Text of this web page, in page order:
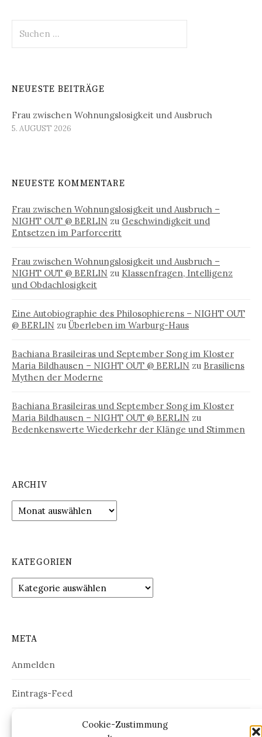
Cookie-Zustimmung
nach:
NEUESTE BEITRÄGE
Frau zwischen Wohnungslosigkeit und Ausbruch
5. AUGUST 2026
NEUESTE KOMMENTARE
Frau zwischen Wohnungslosigkeit und Ausbruch –
NIGHT OUT @ BERLIN zu Geschwindigkeit und
Entsetzen im Parforceritt
Frau zwischen Wohnungslosigkeit und Ausbruch –
NIGHT OUT @ BERLIN zu Klassenfragen, Intelligenz
und Obdachlosigkeit
Eine Autobiographie des Philosophierens – NIGHT OUT
@ BERLIN zu Überleben im Warburg-Haus
Bachiana Brasileiras und September Song im Kloster
Maria Bildhausen – NIGHT OUT @ BERLIN zu Brasiliens
Mythen der Moderne
Bachiana Brasileiras und September Song im Kloster
Maria Bildhausen – NIGHT OUT @ BERLIN zu
Bedenkenswerte Wiederkehr der Klänge und Stimmen
ARCHIV
Archiv
KATEGORIEN
Kategorien
META
Anmelden
Eintrags-Feed
Kommentar-Feed